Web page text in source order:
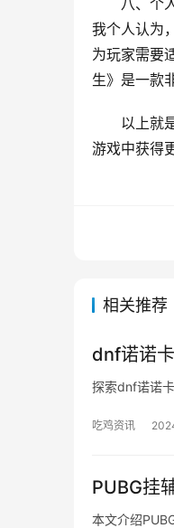
八、个
我个人认为
为玩家需要
生》是一款
以上就
游戏中获得
相关推荐
dnf诺诺
探索dnf诺诺
吃鸡资讯
PUBG挂
本文介绍